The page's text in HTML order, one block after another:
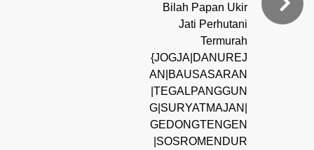
Bilah Papan Ukir
Jati Perhutani
Termurah
{JOGJA|DANUREJ
AN|BAUSASARAN
|TEGALPANGGUN
G|SURYATMAJAN|
GEDONGTENGEN
|SOSROMENDUR